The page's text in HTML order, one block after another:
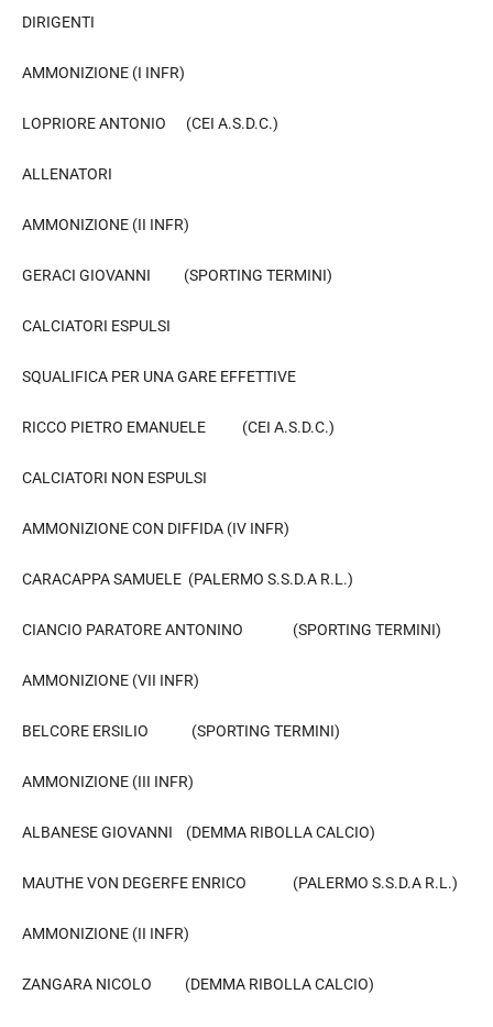
DIRIGENTI
AMMONIZIONE (I INFR)
LOPRIORE ANTONIO (CEI A.S.D.C.)
ALLENATORI
AMMONIZIONE (II INFR)
GERACI GIOVANNI (SPORTING TERMINI)
CALCIATORI ESPULSI
SQUALIFICA PER UNA GARE EFFETTIVE
RICCO PIETRO EMANUELE (CEI A.S.D.C.)
CALCIATORI NON ESPULSI
AMMONIZIONE CON DIFFIDA (IV INFR)
CARACAPPA SAMUELE (PALERMO S.S.D.A R.L.)
CIANCIO PARATORE ANTONINO (SPORTING TERMINI)
AMMONIZIONE (VII INFR)
BELCORE ERSILIO (SPORTING TERMINI)
AMMONIZIONE (III INFR)
ALBANESE GIOVANNI (DEMMA RIBOLLA CALCIO)
MAUTHE VON DEGERFE ENRICO (PALERMO S.S.D.A R.L.)
AMMONIZIONE (II INFR)
ZANGARA NICOLO (DEMMA RIBOLLA CALCIO)